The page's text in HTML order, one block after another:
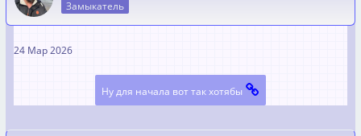
Замыкатель
24 Мар 2026
Ну для начала вот так хотябы